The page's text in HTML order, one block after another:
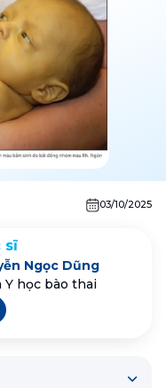
03/10/2025
sĩ
Ngọc Dũng
Y học bào thai